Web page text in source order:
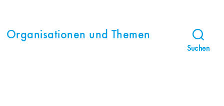
Organisationen und Themen
Suchen